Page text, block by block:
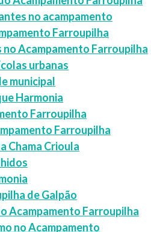
no acampamento
Farroupilha
Acampamento Farroupilha
urbanas
municipal
Harmonia
Farroupilha
Farroupilha
Chama Crioula
de Galpão
Acampamento Farroupilha
no Acampamento